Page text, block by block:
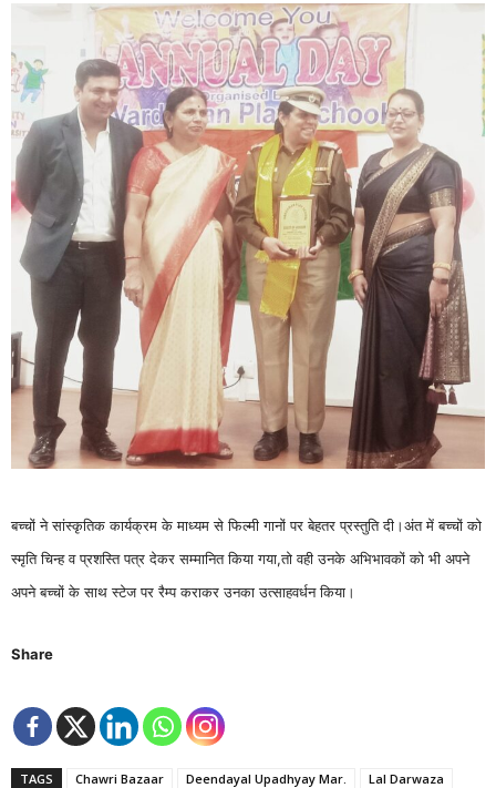
बच्चों ने सांस्कृतिक कार्यक्रम के माध्यम से फिल्मी गानों पर बेहतर प्रस्तुति दी।अंत में बच्चों को
स्मृति चिन्ह व प्रशस्ति पत्र देकर सम्मानित किया गया,तो वही उनके अभिभावकों को भी अपने
अपने बच्चों के साथ स्टेज पर रैम्प कराकर उनका उत्साहवर्धन किया।
Share
TAGS Chawri Bazaar Deendayal Upadhyay Mar. Lal Darwaza